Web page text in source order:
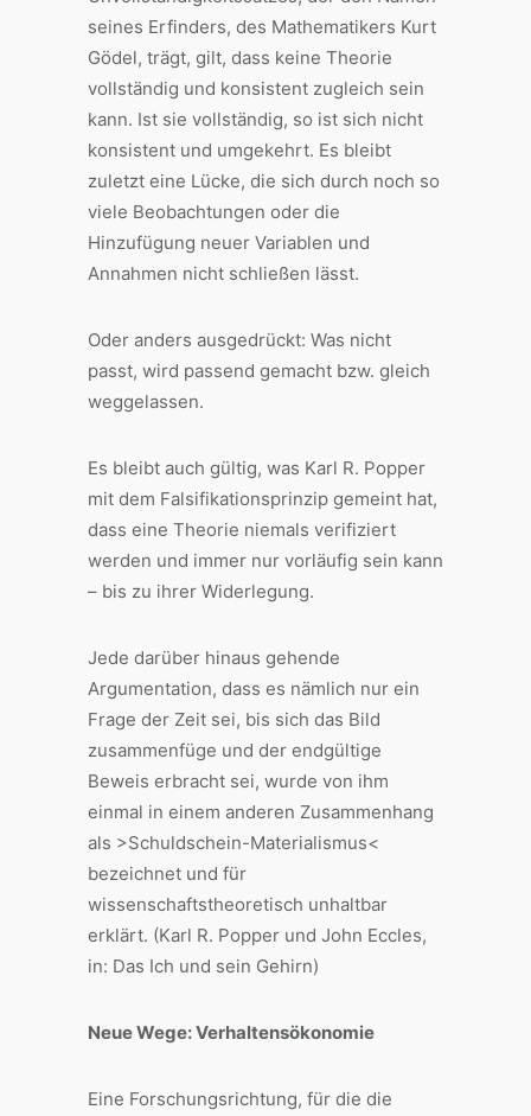
seines Erfinders, des Mathematikers Kurt
Gödel, trägt, gilt, dass keine Theorie
vollständig und konsistent zugleich sein
kann. Ist sie vollständig, so ist sich nicht
konsistent und umgekehrt. Es bleibt
zuletzt eine Lücke, die sich durch noch so
viele Beobachtungen oder die
Hinzufügung neuer Variablen und
Annahmen nicht schließen lässt.
Oder anders ausgedrückt: Was nicht
passt, wird passend gemacht bzw. gleich
weggelassen.
Es bleibt auch gültig, was Karl R. Popper
mit dem Falsifikationsprinzip gemeint hat,
dass eine Theorie niemals verifiziert
werden und immer nur vorläufig sein kann
– bis zu ihrer Widerlegung.
Jede darüber hinaus gehende
Argumentation, dass es nämlich nur ein
Frage der Zeit sei, bis sich das Bild
zusammenfüge und der endgültige
Beweis erbracht sei, wurde von ihm
einmal in einem anderen Zusammenhang
als >Schuldschein-Materialismus<
bezeichnet und für
wissenschaftstheoretisch unhaltbar
erklärt. (Karl R. Popper und John Eccles,
in: Das Ich und sein Gehirn)
Neue Wege: Verhaltensökonomie
Eine Forschungsrichtung, für die die